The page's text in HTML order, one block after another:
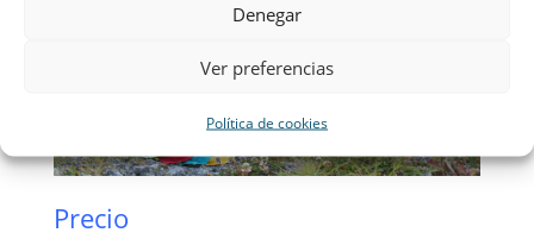
Denegar
Ver preferencias
Política de cookies
Precio